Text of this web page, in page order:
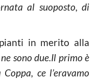
al suoposto, di
in merito alla
sono due.Il primo è
, ce l’eravamo